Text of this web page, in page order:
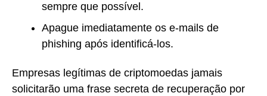
sempre que possível.
Apague imediatamente os e-mails de
phishing após identificá-los.
Empresas legítimas de criptomoedas jamais
solicitarão uma frase secreta de recuperação por